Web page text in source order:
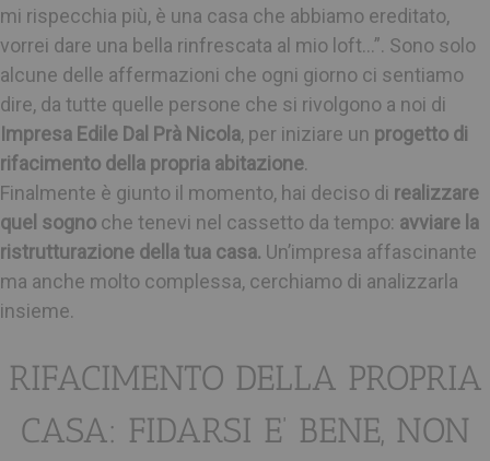
mi rispecchia più, è una casa che abbiamo ereditato,
vorrei dare una bella rinfrescata al mio loft…”. Sono solo
alcune delle affermazioni che ogni giorno ci sentiamo
dire, da tutte quelle persone che si rivolgono a noi di
Impresa Edile Dal Prà Nicola, per iniziare un progetto di
rifacimento della propria abitazione.
Finalmente è giunto il momento, hai deciso di realizzare
quel sogno che tenevi nel cassetto da tempo: avviare la
ristrutturazione della tua casa. Un’impresa affascinante
ma anche molto complessa, cerchiamo di analizzarla
insieme.
RIFACIMENTO DELLA PROPRIA
CASA: FIDARSI E’ BENE, NON